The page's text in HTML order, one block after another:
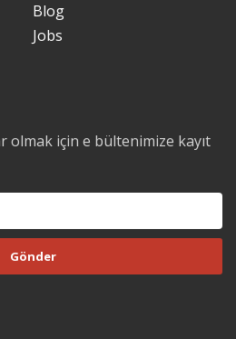
Blog
Jobs
olmak için e bültenimize kayıt